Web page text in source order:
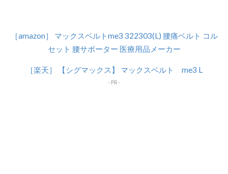
［amazon］ マックスベルトme3 322303(L) 腰痛ベルト コル
セット 腰サポーター 医療用品メーカー
［楽天］ 【シグマックス】 マックスベルト me3 L